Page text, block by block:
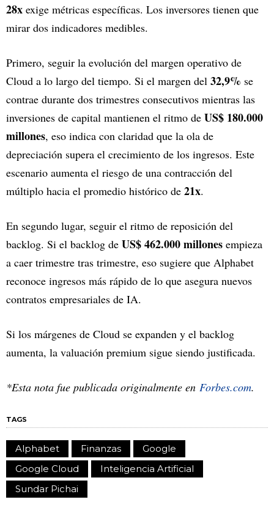
28x exige métricas específicas. Los inversores tienen que
mirar dos indicadores medibles.
Primero, seguir la evolución del margen operativo de
Cloud a lo largo del tiempo. Si el margen del 32,9% se
contrae durante dos trimestres consecutivos mientras las
inversiones de capital mantienen el ritmo de US$ 180.000
millones, eso indica con claridad que la ola de
depreciación supera el crecimiento de los ingresos. Este
escenario aumenta el riesgo de una contracción del
múltiplo hacia el promedio histórico de 21x.
En segundo lugar, seguir el ritmo de reposición del
backlog. Si el backlog de US$ 462.000 millones empieza
a caer trimestre tras trimestre, eso sugiere que Alphabet
reconoce ingresos más rápido de lo que asegura nuevos
contratos empresariales de IA.
Si los márgenes de Cloud se expanden y el backlog
aumenta, la valuación premium sigue siendo justificada.
*Esta nota fue publicada originalmente en Forbes.com.
TAGS
Alphabet Finanzas
Google
Google Cloud
Inteligencia Artificial
Sundar Pichai